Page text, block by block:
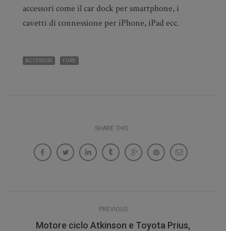
accessori come il car dock per smartphone, i
cavetti di connessione per iPhone, iPad ecc.
ACCESSORI FORD
SHARE THIS:
PREVIOUS
Motore ciclo Atkinson e Toyota Prius,